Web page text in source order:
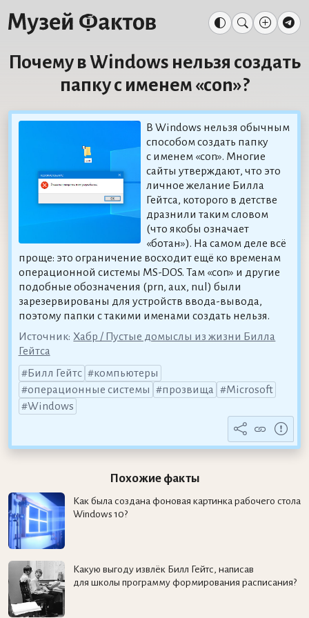
Почему в Windows нельзя создать
папку с именем «con»?
В Windows нельзя обычным
способом создать папку
с именем «con». Многие
сайты утверждают, что это
личное желание Билла
Гейтса, которого в детстве
дразнили таким словом
(что якобы означает
«ботан»). На самом деле всё
проще: это ограничение восходит ещё ко временам
операционной системы MS-DOS. Там «con» и другие
подобные обозначения (prn, aux, nul) были
зарезервированы для устройств ввода-вывода,
поэтому папки с такими именами создать нельзя.
Источник: Хабр / Пустые домыслы из жизни Билла
Гейтса
Билл Гейтс
компьютеры
операционные системы
прозвища
Microsoft
Windows
Похожие факты
Как была создана фоновая картинка рабочего стола
Windows 10?
Какую выгоду извлёк Билл Гейтс, написав
для школы программу формирования расписания?